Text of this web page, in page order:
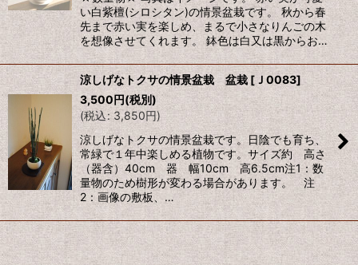
い白紫檀(シロシタン)の情景盆栽です。 秋から春
先まで赤い実を楽しめ、まるで小さなりんごの木
を想像させてくれます。 鉢色は白又は黒からお…
涼しげなトクサの情景盆栽 盆栽 [ Ｊ0083]
3,500円(税別)
(税込: 3,850円)
涼しげなトクサの情景盆栽です。日陰でも育ち、
常緑で１年中楽しめる植物です。サイズ約 高さ
（器含）40cm 器 幅10cm 高6.5cm注1：数
量物のため樹形が変わる場合があります。 注
2：画像の敷板、…